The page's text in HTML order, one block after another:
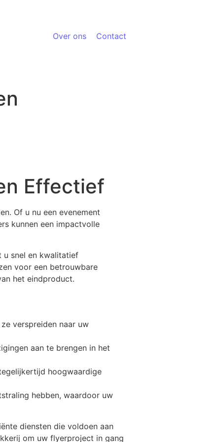
Over ons Contact
Effectief
Of u nu een evenement
kunnen een impactvolle
u snel en kwalitatief
voor een betrouwbare
het eindproduct.
verspreiden naar uw
aan te brengen in het
hoogwaardige
hebben, waardoor uw
diensten die voldoen aan
om uw flyerproject in gang